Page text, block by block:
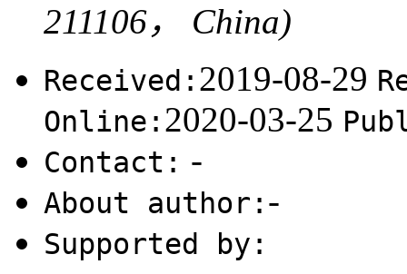
211106， China)
Received: 2019-08-29
Online: 2020-03-25
Contact: -
About author: -
Supported by: